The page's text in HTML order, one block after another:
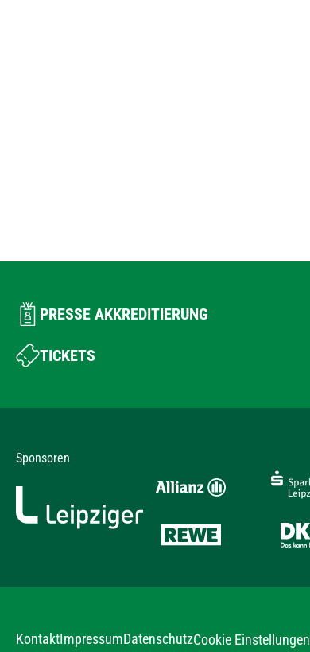
PRESSE AKKREDITIERUNG
TICKETS
Sponsoren
KontaktImpressumDatenschutzCookie Einstellungen